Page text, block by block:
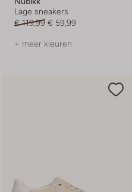
Lage sneakers
€ 119,99 € 59,99
+ meer kleuren